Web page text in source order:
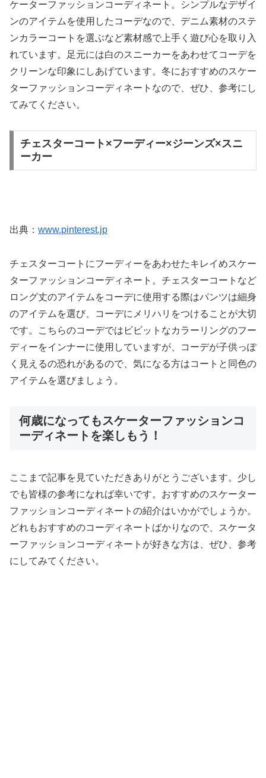
ケーターファッションコーディネート。シンプルなデザイ
ンのアイテムを使用したコーデなので、デニム素材のステ
ンカラーコートを選ぶなど素材感で上手く遊び心を取り入
れています。足元には白のスニーカーをあわせてコーデを
クリーンな印象にしあげています。冬におすすめのスケー
ターファッションコーディネートなので、ぜひ、参考にし
てみてください。
チェスターコート×フーディー×ジーンズ×スニ
ーカー
出典： www.pinterest.jp
チェスターコートにフーディーをあわせたキレイめスケー
ターファッションコーディネート。チェスターコートなど
ロング丈のアイテムをコーデに使用する際はパンツは細身
のアイテムを選び、コーデにメリハリをつけることが大切
です。こちらのコーデではビビットなカラーリングのフー
ディーをインナーに使用していますが、コーデが子供っぽ
く見えるの恐れがあるので、気になる方はコートと同色の
アイテムを選びましょう。
何歳になってもスケーターファッションコ
ーディネートを楽しもう！
ここまで記事を見ていただきありがとうございます。少し
でも皆様の参考になれば幸いです。おすすめのスケーター
ファッションコーディネートの紹介はいかがでしょうか。
どれもおすすめのコーディネートばかりなので、スケータ
ーファッションコーディネートが好きな方は、ぜひ、参考
にしてみてください。